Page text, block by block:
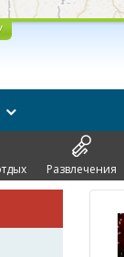
Развлечения